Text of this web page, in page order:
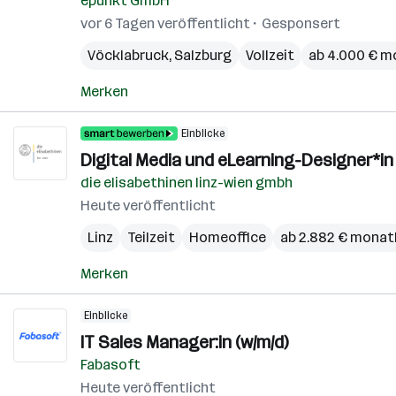
vor 6 Tagen veröffentlicht
Gesponsert
Vöcklabruck, Salzburg Vollzeit ab 4.000 €
Merken
Einblicke
Digital Media und eLearning-Designer*in
die elisabethinen linz-wien gmbh
Heute veröffentlicht
Linz
Teilzeit Homeoffice ab 2.882 €
Merken
Einblicke
IT Sales Manager:in (w/m/d)
Fabasoft
Heute veröffentlicht